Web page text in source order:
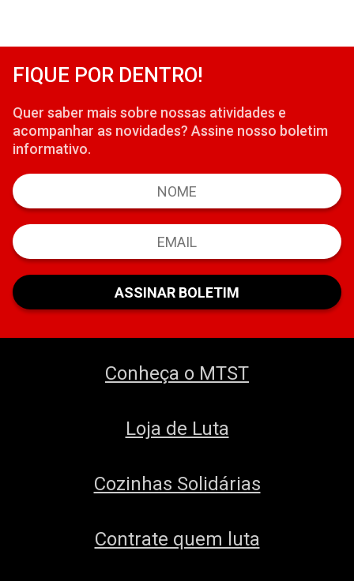
FIQUE POR DENTRO!
Quer saber mais sobre nossas atividades e
acompanhar as novidades? Assine nosso boletim
informativo.
Conheça o MTST
Loja de Luta
Cozinhas Solidárias
Contrate quem luta